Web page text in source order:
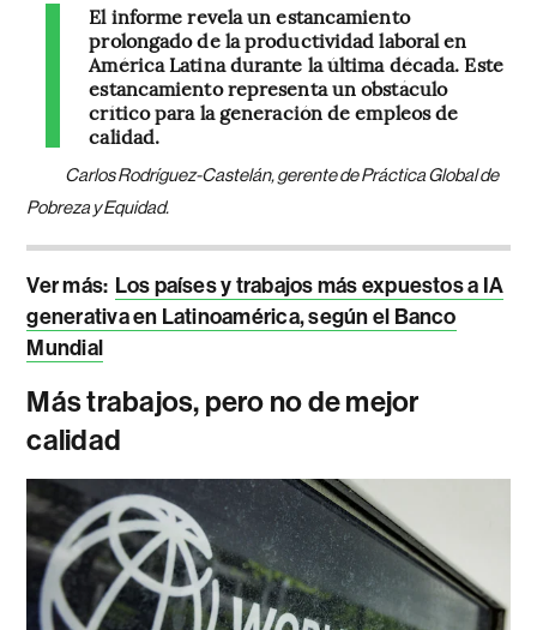
El informe revela un estancamiento
prolongado de la productividad laboral en
América Latina durante la última década. Este
estancamiento representa un obstáculo
crítico para la generación de empleos de
calidad.
Carlos Rodríguez-Castelán, gerente de Práctica Global de
Pobreza y Equidad.
Ver más: Los países y trabajos más expuestos a IA
generativa en Latinoamérica, según el Banco
Mundial
Más trabajos, pero no de mejor
calidad